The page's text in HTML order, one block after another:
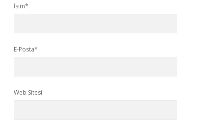
İsim*
E-Posta*
Web Sitesi